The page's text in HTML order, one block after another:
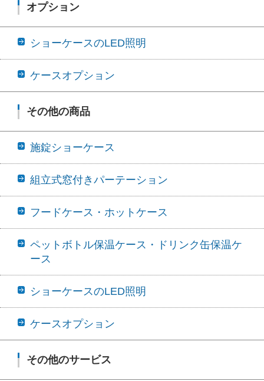
オプション
ショーケースのLED照明
ケースオプション
その他の商品
施錠ショーケース
組立式窓付きパーテーション
フードケース・ホットケース
ペットボトル保温ケース・ドリンク缶保温ケ
ース
ショーケースのLED照明
ケースオプション
その他のサービス